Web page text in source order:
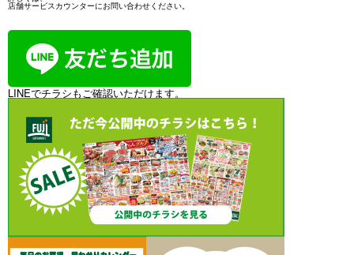
店舗サービスカウンターにお問い合わせください。
LINEでチラシもご確認いただけます。